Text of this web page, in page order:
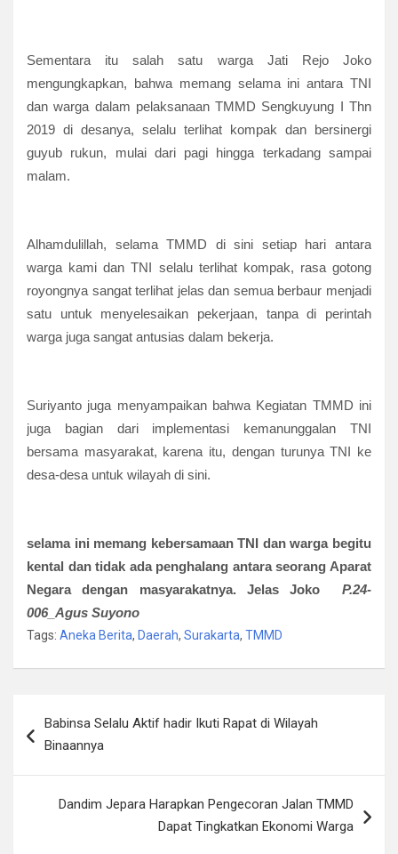
Sementara itu salah satu warga Jati Rejo Joko
mengungkapkan, bahwa memang selama ini antara TNI
dan warga dalam pelaksanaan TMMD Sengkuyung I Thn
2019 di desanya, selalu terlihat kompak dan bersinergi
guyub rukun, mulai dari pagi hingga terkadang sampai
malam.
Alhamdulillah, selama TMMD di sini setiap hari antara
warga kami dan TNI selalu terlihat kompak, rasa gotong
royongnya sangat terlihat jelas dan semua berbaur menjadi
satu untuk menyelesaikan pekerjaan, tanpa di perintah
warga juga sangat antusias dalam bekerja.
Suriyanto juga menyampaikan bahwa Kegiatan TMMD ini
juga bagian dari implementasi kemanunggalan TNI
bersama masyarakat, karena itu, dengan turunya TNI ke
desa-desa untuk wilayah di sini.
selama ini memang kebersamaan TNI dan warga begitu
kental dan tidak ada penghalang antara seorang Aparat
Negara dengan masyarakatnya. Jelas Joko P.24-
006_ Agus Suyono
Tags: Aneka Berita, Daerah, Surakarta, TMMD
posBabinsa Selalu Aktif hadir Ikuti Rapat di Wilayah
Binaannya
Dandim Jepara Harapkan Pengecoran Jalan TMMD
Dapat Tingkatkan Ekonomi Warga